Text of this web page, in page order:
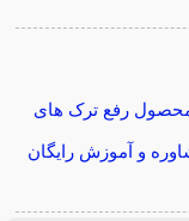
محصول رفع ترک های
و آموزش رایگان